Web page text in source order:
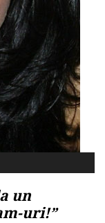
un
uri!”